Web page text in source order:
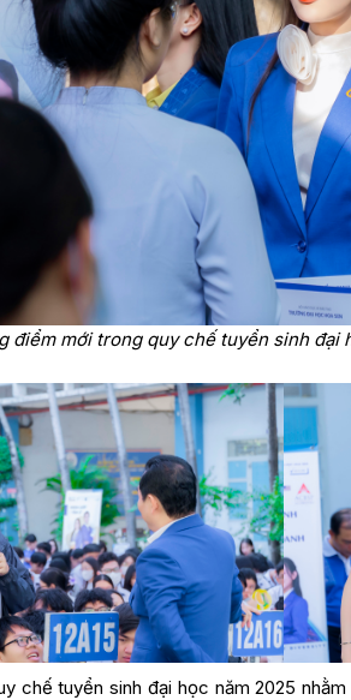
điểm mới trong quy chế tuyển sinh đại
chế tuyển sinh đại học năm 2025